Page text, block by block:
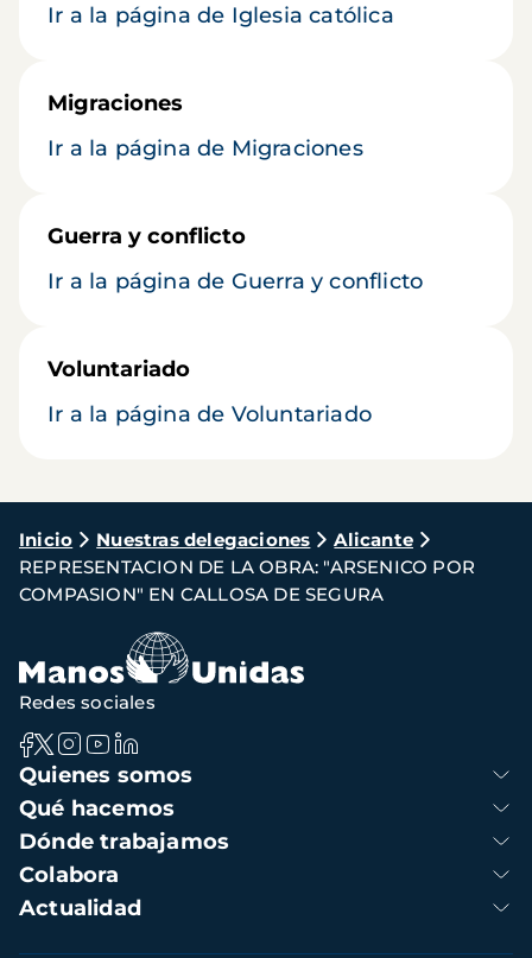
Ir a la página de Iglesia católica
Migraciones
Ir a la página de Migraciones
Guerra y conflicto
Ir a la página de Guerra y conflicto
Voluntariado
Ir a la página de Voluntariado
Ruta
de
navegación
Inicio Nuestras delegaciones
Alicante
REPRESENTACION DE LA OBRA: "ARSENICO POR
COMPASION" EN CALLOSA DE SEGURA
Navegación
principal
Quienes somos
Qué hacemos
Dónde trabajamos
Colabora
Actualidad
Redes sociales